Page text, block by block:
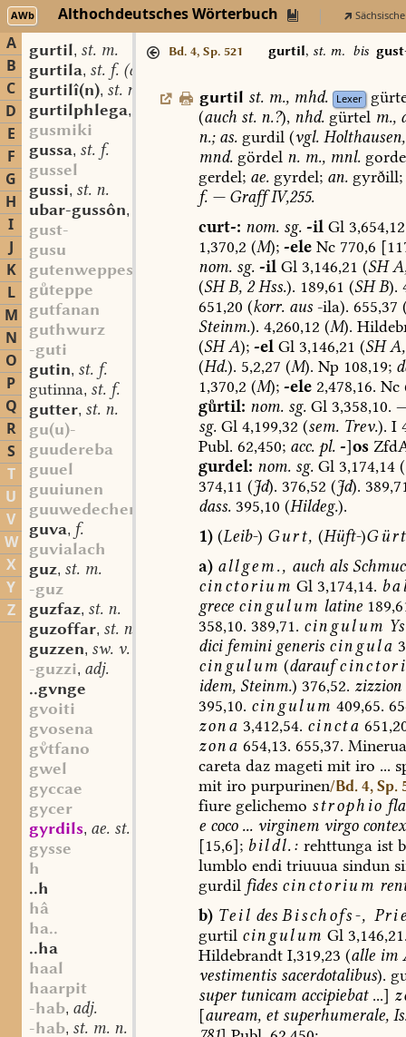
AWb Althochdeutsches Wörterbuch
A
B
C
D
E
F
G
H
I
J
K
L
M
N
O
P
Q
R
S
T
U
V
W
X
Y
Z
gurtil, st. m.
gurtila, st. f. (auch sw.?)
gurtilî(n), st. n.
gurtilphlega,
sw. f.
gusmiki
gussa, st. f.
gussel
gussi, st. n.
ubar-gussôn,
gust-
gusu
gutenweppes
gteppe
gutfanan
guthwurz
-guti
gutin, st. f.
gutinna, st. f.
gutter, st. n.
gu(u)-
guudereba
guuel
guuiunen
guuwedechen
guva, f.
guvialach
guz, st. m.
-guz
guzfaz, st. n.
guzoffar, st. n.
guzzen, sw. v.
-guzzi, adj.
..gvnge
gvoiti
gvosena
gtfano
gwel
gyccae
gycer
gyrdils, ae. st. m.
gysse
h
..h
hâ
ha..
..ha
haal
haarpit
-hab, adj.
-hab, st. m. n.
Bd. 4, Sp. 521 gurtil, st. m. bis
gurtil st. m., mhd. Lexer
(auchst.n.?), nhd.gürtel m.,
n.;as.gurdil(vgl.Holthausen,
mnd.gördel n.m.,mnl.
gerdel; ae.gyrdel; an.gyrðill;
f.— GraffIV,255.
curt-: nom.sg. -ilGl
1,370,2 (M); -eleNc770,6
nom.sg. -il Gl3,146,21 (SH
(SHB,2Hss.). 189,61 (SHB).
651,20 (korr.aus-ila). 655,37
Steinm.). 4,260,12 (M).
(SHA); -elGl3,146,21 (SHA,
(Hd.). 5,2,27 (M). Np108,19;
1,370,2 (M); -ele2,478,16. Nc
grtil: nom.sg.Gl3,358,10.
sg.Gl4,199,32 (sem.Trev.). I
Publ. 62,450; acc.pl. -]os
gurdel: nom.sg.Gl3,174,14(
374,11 (Jd). 376,52 (Jd).
dass.395,10 (Hildeg.).
1)(Leib-) Gurt, (Hüft-)
a) allgem., auch als
cinctorium Gl 3,174,14.
grece cingulum latine
358,10. 389,71. cingulum
dicifeminigeneris cingula
cingulum (darauf
idem,Steinm.) 376,52. zizzion
395,10. cingulum 409,65.
zona 3,412,54. cincta
zona 654,13. 655,37. Minerua
careta dazmagetimitiro ...
mitiro purpurinen/Bd. 4, Sp.
fiuregelichemo strophio
ecoco...virginemvirgo
[15,6]; bildl.: rehttunga ist
lumblo endi triuuuasindun
gurdil fides cinctorium
b) Teil des Bischofs-,
gurtil cingulum Gl
HildebrandtI,319,23 (alleim
vestimentissacerdotalibus).
supertunicamaccipiebat...]
[auream, etsuperhumerale,